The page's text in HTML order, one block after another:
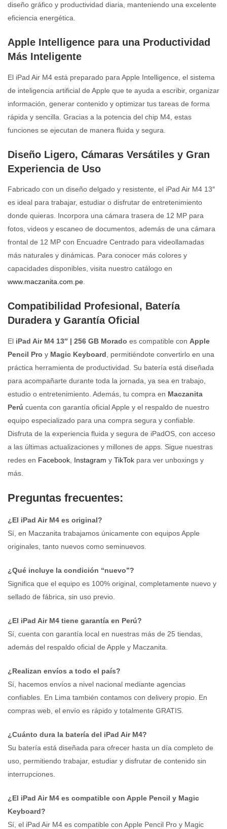
diseño gráfico y productividad diaria, manteniendo una excelente
eficiencia energética.
Apple Intelligence para una Productividad
Más Inteligente
El iPad Air M4 está preparado para Apple Intelligence, el sistema
de inteligencia artificial de Apple que te ayuda a escribir, organizar
información, generar contenido y optimizar tus tareas de forma
rápida y sencilla. Gracias a la potencia del chip M4, estas
funciones se ejecutan de manera fluida y segura.
Diseño Ligero, Cámaras Versátiles y Gran
Experiencia de Uso
Fabricado con un diseño delgado y resistente, el iPad Air M4 13″
es ideal para trabajar, estudiar o disfrutar de entretenimiento
donde quieras. Incorpora una cámara trasera de 12 MP para
fotos, videos y escaneo de documentos, además de una cámara
frontal de 12 MP con Encuadre Centrado para videollamadas
más naturales y dinámicas. Para conocer más colores y
capacidades disponibles, visita nuestro catálogo en
www.maczanita.com.pe
Compatibilidad Profesional, Batería
Duradera y Garantía Oficial
El iPad Air M4 13″ | 256 GB Morado es compatible con Apple
Pencil Pro y Magic Keyboard , permitiéndote convertirlo en una
práctica herramienta de productividad. Su batería está diseñada
para acompañarte durante toda la jornada, ya sea en trabajo,
estudio o entretenimiento. Además, tu compra en Maczanita
Perú cuenta con garantía oficial Apple y el respaldo de nuestro
equipo especializado para una compra segura y confiable.
Disfruta de la experiencia fluida y segura de iPadOS, con acceso
a las últimas actualizaciones y millones de apps. Sigue nuestras
redes en Facebook Instagram y TikTok para ver unboxings y
más.
Preguntas frecuentes:
¿El iPad Air M4 es original?
Sí, en Maczanita trabajamos únicamente con equipos Apple
originales, tanto nuevos como seminuevos.
¿Qué incluye la condición “nuevo”?
Significa que el equipo es 100% original, completamente nuevo y
sellado de fábrica, sin uso previo.
¿El iPad Air M4 tiene garantía en Perú?
Sí, cuenta con garantía local en nuestras más de 25 tiendas,
además del respaldo oficial de Apple y Maczanita.
¿Realizan envíos a todo el país?
Sí, hacemos envíos a nivel nacional mediante agencias
confiables. En Lima también contamos con delivery propio. En
compras web, el envío es rápido y totalmente GRATIS.
¿Cuánto dura la batería del iPad Air M4?
Su batería está diseñada para ofrecer hasta un día completo de
uso, permitiendo trabajar, estudiar y disfrutar de contenido sin
interrupciones.
¿El iPad Air M4 es compatible con Apple Pencil y Magic
Keyboard?
Sí, el iPad Air M4 es compatible con Apple Pencil Pro y Magic